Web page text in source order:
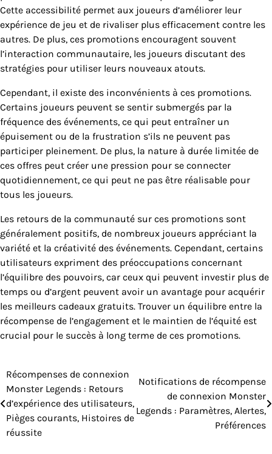
Cette accessibilité permet aux joueurs d’améliorer leur
expérience de jeu et de rivaliser plus efficacement contre les
autres. De plus, ces promotions encouragent souvent
l’interaction communautaire, les joueurs discutant des
stratégies pour utiliser leurs nouveaux atouts.
Cependant, il existe des inconvénients à ces promotions.
Certains joueurs peuvent se sentir submergés par la
fréquence des événements, ce qui peut entraîner un
épuisement ou de la frustration s’ils ne peuvent pas
participer pleinement. De plus, la nature à durée limitée de
ces offres peut créer une pression pour se connecter
quotidiennement, ce qui peut ne pas être réalisable pour
tous les joueurs.
Les retours de la communauté sur ces promotions sont
généralement positifs, de nombreux joueurs appréciant la
variété et la créativité des événements. Cependant, certains
utilisateurs expriment des préoccupations concernant
l’équilibre des pouvoirs, car ceux qui peuvent investir plus de
temps ou d’argent peuvent avoir un avantage pour acquérir
les meilleurs cadeaux gratuits. Trouver un équilibre entre la
récompense de l’engagement et le maintien de l’équité est
crucial pour le succès à long terme de ces promotions.
Post
navigation
Récompenses de connexion
Monster Legends : Retours
d’expérience des utilisateurs,
Pièges courants, Histoires de
réussite
Notifications de récompense
de connexion Monster
Legends : Paramètres, Alertes,
Préférences